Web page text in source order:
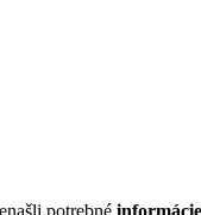
potrebné